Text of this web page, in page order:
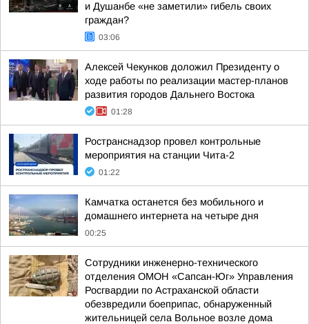
и Душанбе «не заметили» гибель своих
граждан?
03:06
Алексей Чекунков доложил Президенту о
ходе работы по реализации мастер-планов
развития городов Дальнего Востока
01:28
Ространснадзор провел контрольные
мероприятия на станции Чита-2
01:22
Камчатка останется без мобильного и
домашнего интернета на четыре дня
00:25
Сотрудники инженерно-технического
отделения ОМОН «Сапсан-Юг» Управления
Росгвардии по Астраханской области
обезвредили боеприпас, обнаруженный
жительницей села Вольное возле дома